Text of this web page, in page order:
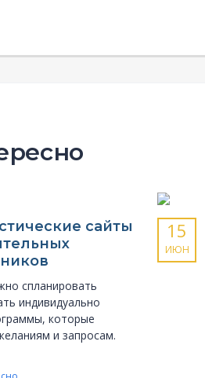
сайты
спланировать
индивидуально
которые
и запросам.
15
ИЮН